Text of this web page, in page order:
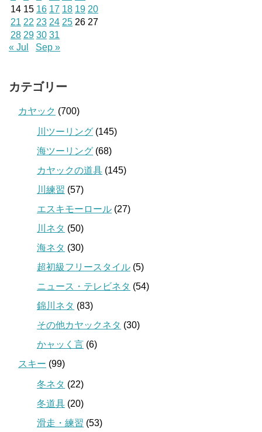
14 15 16 17 18 19 20
21 22 23 24 25 26 27
28 29 30 31
« Jul
Sep »
カテゴリー
カヤック (700)
川ツーリング (145)
海ツーリング (68)
カヤックの道具 (145)
川練習 (57)
エスキモーロール (27)
川ネタ (50)
海ネタ (30)
超初級フリースタイル (5)
ニュース・テレビネタ (54)
錦川ネタ (83)
その他カヤックネタ (30)
かャッく言 (6)
スキー (99)
冬ネタ (22)
冬道具 (20)
滑走・練習 (53)